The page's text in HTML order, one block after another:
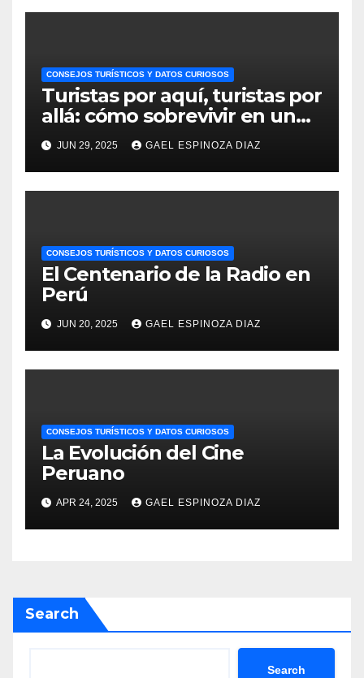
CONSEJOS TURÍSTICOS Y DATOS CURIOSOS
Turistas por aquí, turistas por
allá: cómo sobrevivir en un
Perú invadido
JUN 29, 2025 GAEL ESPINOZA DIAZ
CONSEJOS TURÍSTICOS Y DATOS CURIOSOS
El Centenario de la Radio en
Perú
JUN 20, 2025 GAEL ESPINOZA DIAZ
CONSEJOS TURÍSTICOS Y DATOS CURIOSOS
La Evolución del Cine
Peruano
APR 24, 2025 GAEL ESPINOZA DIAZ
Search
Search